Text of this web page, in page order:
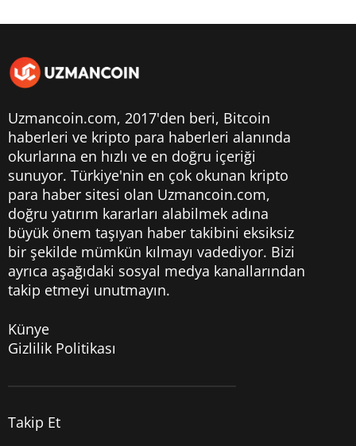
Uzmancoin.com, 2017'den beri, Bitcoin
haberleri ve kripto para haberleri alanında
okurlarına en hızlı ve en doğru içeriği
sunuyor. Türkiye'nin en çok okunan kripto
para haber sitesi olan Uzmancoin.com,
doğru yatırım kararları alabilmek adına
büyük önem taşıyan haber takibini eksiksiz
bir şekilde mümkün kılmayı vadediyor. Bizi
ayrıca aşağıdaki sosyal medya kanallarından
takip etmeyi unutmayın.
Künye
Gizlilik Politikası
Takip Et